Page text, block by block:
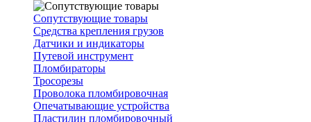
Сопутствующие товары
Средства крепления грузов
Датчики и индикаторы
Путевой инструмент
Пломбираторы
Тросорезы
Проволока пломбировочная
Опечатывающие устройства
Пластилин пломбировочный